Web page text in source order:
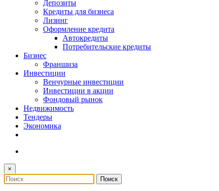
Депозиты
Кредиты для бизнеса
Лизинг
Оформление кредита
Автокредиты
Потребительские кредиты
Бизнес
Франшиза
Инвестиции
Венчурные инвестиции
Инвестиции в акции
Фондовый рынок
Недвижимость
Тендеры
Экономика
×